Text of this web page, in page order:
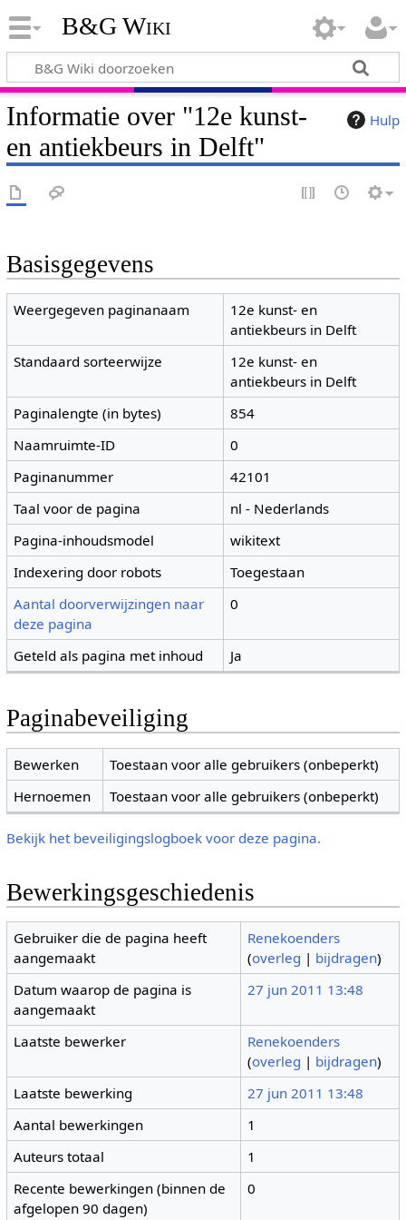
B&G Wiki
Hulp
Informatie over "12e kunst-
en antiekbeurs in Delft"
Basisgegevens
Weergegeven paginanaam
12e kunst- en
antiekbeurs in Delft
Standaard sorteerwijze
12e kunst- en
antiekbeurs in Delft
Paginalengte (in bytes)
854
Naamruimte-ID
0
Paginanummer
42101
Taal voor de pagina
nl - Nederlands
Pagina-inhoudsmodel
wikitext
Indexering door robots
Toegestaan
Aantal doorverwijzingen naar
deze pagina
0
Geteld als pagina met inhoud Ja
Paginabeveiliging
Bewerken
Toestaan voor alle gebruikers (onbeperkt)
Hernoemen
Toestaan voor alle gebruikers (onbeperkt)
Bekijk het beveiligingslogboek voor deze pagina.
Bewerkingsgeschiedenis
Gebruiker die de pagina heeft
aangemaakt
Renekoenders
(overleg | bijdragen)
Datum waarop de pagina is
aangemaakt
27 jun 2011 13:48
Laatste bewerker
Renekoenders
(overleg | bijdragen)
Laatste bewerking
27 jun 2011 13:48
Aantal bewerkingen
1
Auteurs totaal
1
Recente bewerkingen (binnen de
afgelopen 90 dagen)
0